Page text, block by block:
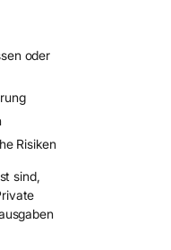
oder
Risiken
sind,